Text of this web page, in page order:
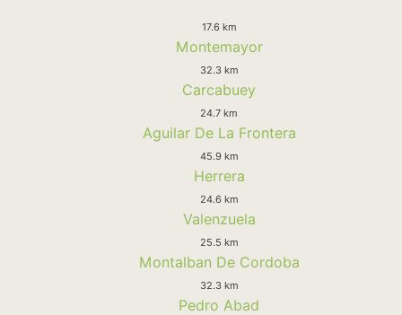
17.6 km
Montemayor
32.3 km
Carcabuey
24.7 km
Aguilar De La Frontera
45.9 km
Herrera
24.6 km
Valenzuela
25.5 km
Montalban De Cordoba
32.3 km
Pedro Abad